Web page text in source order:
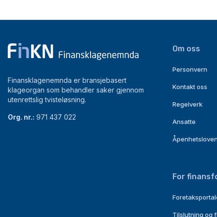
Om oss
Personvern
Kontakt oss
Regelverk
Ansatte
Åpenhetsloven
For
Tilslutning og
Finansklagenemnda er bransjebasert
klageorgan som behandler saker gjennom
utenrettslig tvisteløsning.
Org. nr.: 971 437 022